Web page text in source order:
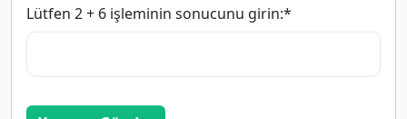
Lütfen 2 + 6 işleminin sonucunu girin:*